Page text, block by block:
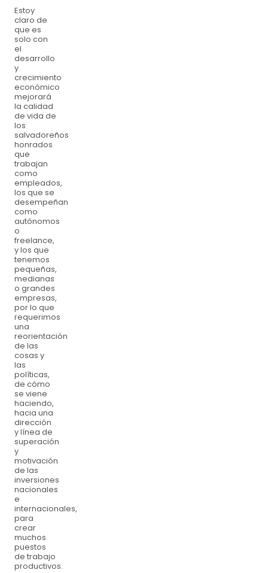
Estoy
claro de
que es
solo con
el
desarrollo
y
crecimiento
económico
mejorará
la calidad
de vida de
los
salvadoreños
honrados
que
trabajan
como
empleados,
los que se
desempeñan
como
autónomos
o
freelance,
y los que
tenemos
pequeñas,
medianas
o grandes
empresas,
por lo que
requerimos
una
reorientación
de las
cosas y
las
políticas,
de cómo
se viene
haciendo,
hacia una
dirección
y línea de
superación
y
motivación
de las
inversiones
nacionales
e
internacionales,
para
crear
muchos
puestos
de trabajo
productivos.